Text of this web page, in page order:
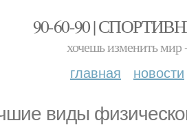
90-60-90 |
хочешь изменить мир
главная новости
виды